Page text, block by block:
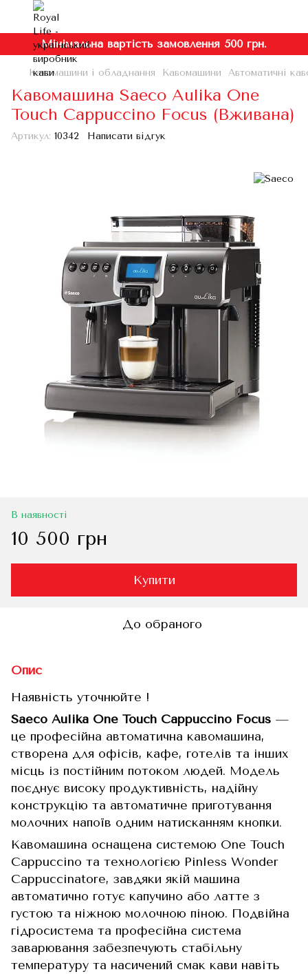
Мінімальна вартість замовлення 500 грн.
Кавомашини і обладнання Кавомашини Автоматичні
Кавомашина Saeco Aulika One
Touch Cappuccino Focus (Вживана)
Артикул: 10342 Написати відгук
В наявності
10 500 грн
Купити
До обраного
Опис
Наявність уточнюйте !
Saeco Aulika One Touch Cappuccino Focus —
це професійна автоматична кавомашина,
створена для офісів, кафе, готелів та інших
місць із постійним потоком людей. Модель
поєднує високу продуктивність, надійну
конструкцію та автоматичне приготування
молочних напоїв одним натисканням кнопки.
Кавомашина оснащена системою One Touch
Cappuccino та технологією Pinless Wonder
Cappuccinatore, завдяки якій машина
автоматично готує капучино або латте з
густою та ніжною молочною піною. Подвійна
гідросистема та професійна система
заварювання забезпечують стабільну
температуру та насичений смак кави навіть